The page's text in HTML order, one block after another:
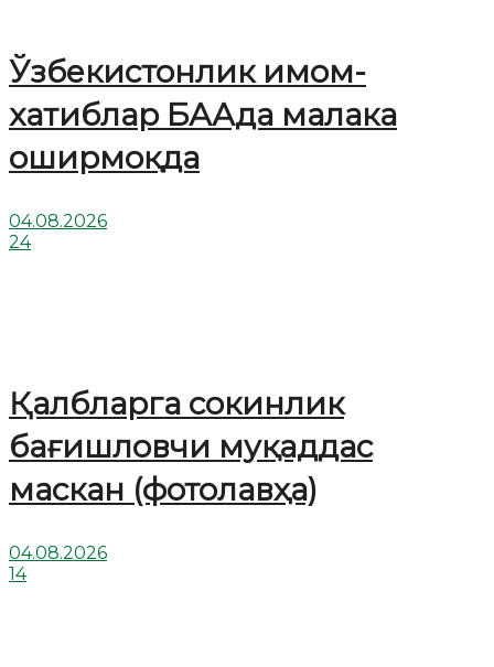
Ўзбекистонлик имом-
хатиблар БААда малака
оширмоқда
04.08.2026
24
Қалбларга сокинлик
бағишловчи муқаддас
маскан (фотолавҳа)
04.08.2026
14